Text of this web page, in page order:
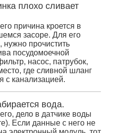
плохо сливает
причина кроется в
засоре. Для его
нужно прочистить
посудомоечной
насос, патрубок,
где сливной шланг
с канализацией.
вода.
дело в датчике воды
Если данные с него не